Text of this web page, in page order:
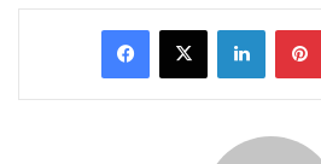
Facebook
X